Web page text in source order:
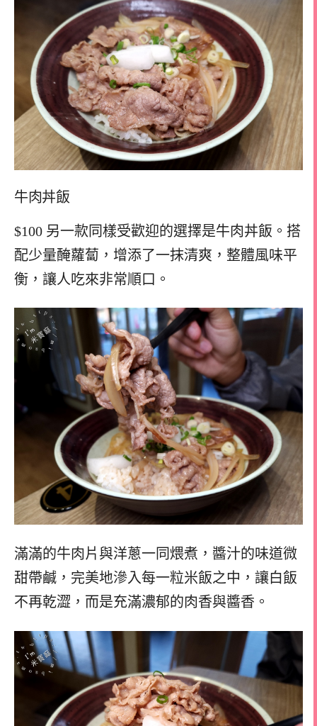
牛肉丼飯
$100 另一款同樣受歡迎的選擇是牛肉丼飯。搭
配少量醃蘿蔔，增添了一抹清爽，整體風味平
衡，讓人吃來非常順口。
滿滿的牛肉片與洋蔥一同煨煮，醬汁的味道微
甜帶鹹，完美地滲入每一粒米飯之中，讓白飯
不再乾澀，而是充滿濃郁的肉香與醬香。